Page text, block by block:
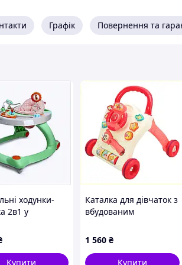
Графік Повернення та
ходунки-
2в1 у
Купити
Каталка для дівчаток з
вбудованим
музикою, C8X143212A
1 560 ₴
Купити